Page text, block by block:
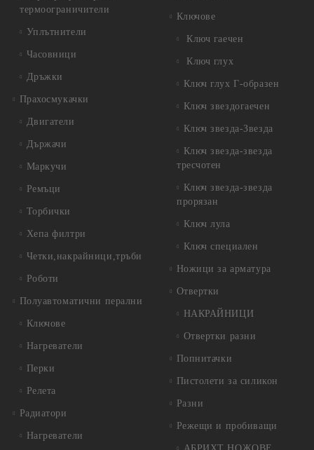
термоограничители
Уплътнители
Часовници
Дръжки
Прахосмукачки
Двигатели
Държачи
Маркучи
Ремъци
Торбички
Хепа филтри
Четки,накрайници,тръби
Роботи
Полуавтоматични перални
Ключове
Нагреватели
Перки
Релета
Радиатори
Нагреватели
Ключове
Ключ гаечен
Ключ глух
Ключ глух Г-образен
Ключ звездогаечен
Ключ звезда-Звезда
Ключ звезда-звезда
тресчотен
Ключ звезда-звезда
прорязан
Ключ лула
Ключ специален
Ножици за арматура
Отвертки
НАКРАЙНИЦИ
Отвертки разни
Попнитачки
Пистолети за силикон
Разни
Режещи и пробиващи